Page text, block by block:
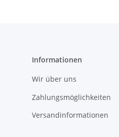
Informationen
Wir über uns
Zahlungsmöglichkeiten
Versandinformationen